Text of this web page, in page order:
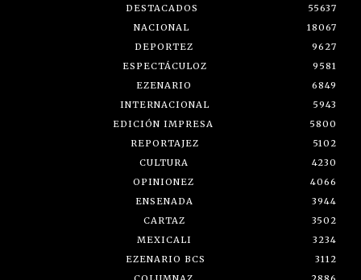
DESTACADOS
55637
NACIONAL
18067
DEPORTEZ
9627
ESPECTÁCULOZ
9581
EZENARIO
6849
INTERNACIONAL
5943
EDICIÓN IMPRESA
5800
REPORTAJEZ
5102
CULTURA
4230
OPINIONEZ
4066
ENSENADA
3944
CARTAZ
3502
MEXICALI
3234
EZENARIO BCS
3112